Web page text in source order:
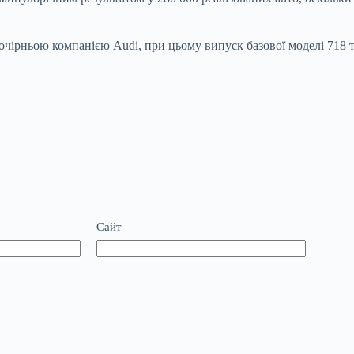
компанією Audi, при цьому випуск базової моделі 718
Сайт